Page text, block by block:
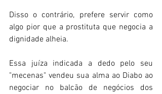
Disso o contrário, prefere servir como
algo pior que a prostituta que negocia a
dignidade alheia.
Essa juíza indicada a dedo pelo seu
"mecenas" vendeu sua alma ao Diabo ao
negociar no balcão de negócios dos